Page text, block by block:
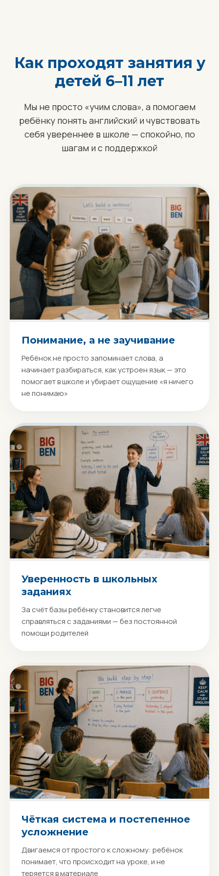
Как проходят занятия у
детей 6–11 лет
Мы не просто «учим слова», а помогаем
ребёнку понять английский и чувствовать
себя увереннее в школе — спокойно, по
шагам и с поддержкой
Понимание, а не заучивание
Ребёнок не просто запоминает слова, а
начинает разбираться, как устроен язык — это
помогает в школе и убирает ощущение «я ничего
не понимаю»
Уверенность в школьных
заданиях
За счёт базы ребёнку становится легче
справляться с заданиями — без постоянной
помощи родителей
Чёткая система и постепенное
усложнение
Двигаемся от простого к сложному: ребёнок
понимает, что происходит на уроке, и не
теряется в материале